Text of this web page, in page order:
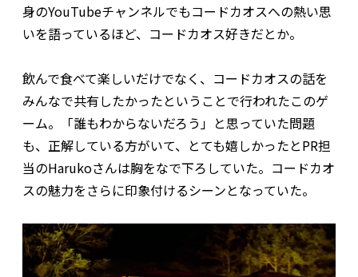
身のYouTubeチャンネルでもコードカオスへの熱い思
いを語っているほど、コードカオス好きだとか。
飲んで食べて楽しいだけでなく、コードカオスの話を
みんなで共有したかったということで行われたこのゲ
ーム。「誰もわからないだろう」と思っていた問題
も、正解している方がいて、とても嬉しかったとPR担
当のHarukoさんは胸をなで下ろしていた。コードカオ
スの魅力をさらに印象付けるシーンとなっていた。